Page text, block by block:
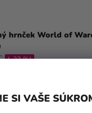
SI VAŠE
hrnček World of
(–23 %)
DO KOŠÍKA